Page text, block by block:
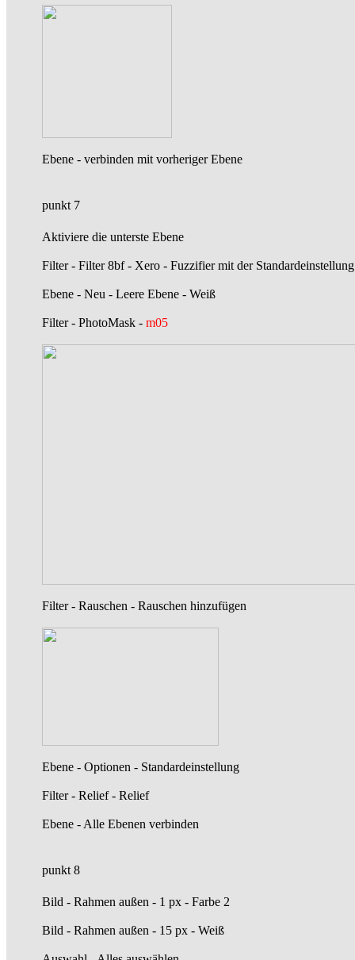
Ebene - verbinden mit vorheriger Ebene
punkt 7
Aktiviere die unterste Ebene
Filter - Filter 8bf - Xero - Fuzzifier mit der
Ebene - Neu - Leere Ebene - Weiß
Filter - PhotoMask - m05
Filter - Rauschen - Rauschen hinzufügen
Ebene - Optionen - Standardeinstellung
Filter - Relief - Relief
Ebene - Alle Ebenen verbinden
punkt 8
Bild - Rahmen außen - 1 px - Farbe 2
Bild - Rahmen außen - 15 px - Weiß